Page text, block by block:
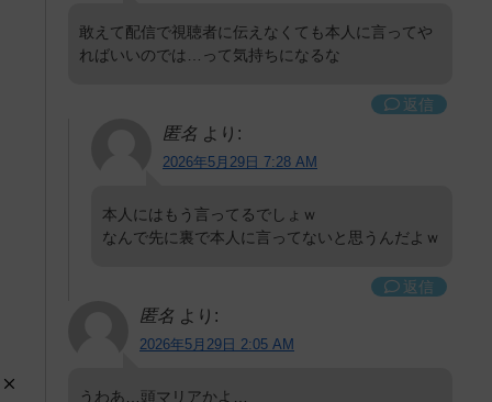
敢えて配信で視聴者に伝えなくても本人に言ってや
ればいいのでは…って気持ちになるな
返信
匿名 より:
2026年5月29日 7:28 AM
本人にはもう言ってるでしょｗ
なんで先に裏で本人に言ってないと思うんだよｗ
返信
匿名 より:
2026年5月29日 2:05 AM
うわあ…頭マリアかよ…